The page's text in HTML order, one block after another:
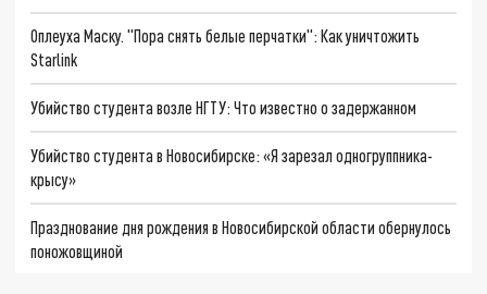
Оплеуха Маску. "Пора снять белые перчатки": Как уничтожить
Starlink
Убийство студента возле НГТУ: Что известно о задержанном
Убийство студента в Новосибирске: «Я зарезал одногруппника-
крысу»
Празднование дня рождения в Новосибирской области обернулось
поножовщиной